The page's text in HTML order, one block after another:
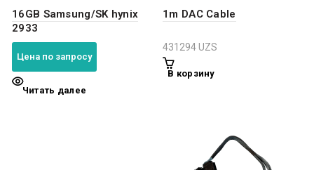
16GB Samsung/SK hynix
2933
Цена по запросу
Читать далее
1m DAC Cable
431294UZS
В корзину